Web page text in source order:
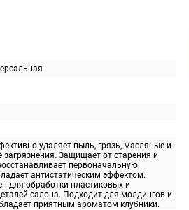
удаляет пыль, грязь, масляные и
загрязнения. Защищает от старения и
первоначальную
антистатическим эффектом.
для обработки пластиковых и
салона. Подходит для молдингов и
приятным ароматом клубники.